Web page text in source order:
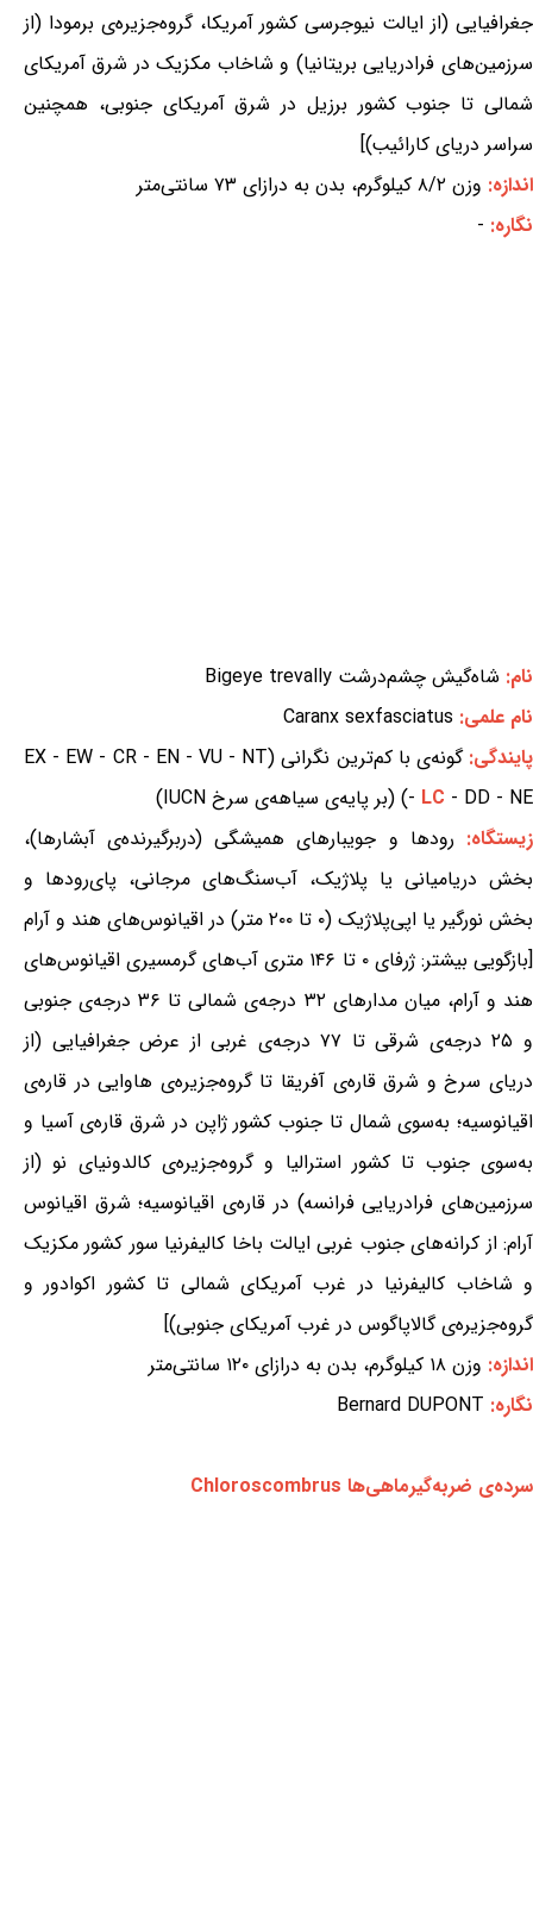
جغرافیایی (از ایالت نیوجرسی کشور آمریکا، گروه‌جزیره‌ی برمودا (از
سرزمین‌های فرادریایی بریتانیا) و شاخاب مکزیک در شرق آمریکای
شمالی تا جنوب کشور برزیل در شرق آمریکای جنوبی، همچنین
سراسر دریای کارائیب)]
اندازه: وزن ۸/۲ کیلوگرم، بدن به درازای ۷۳ سانتی‌متر
نگاره: -
نام: شاه‌گیش چشم‌درشت Bigeye trevally
نام علمی: Caranx sexfasciatus
پایندگی:
گونه‌ی با کم‌ترین نگرانی (EX - EW - CR - EN - VU - NT
- LC - DD - NE) (بر پایه‌ی سیاهه‌ی سرخ IUCN)
زیستگاه: رودها و جویبارهای همیشگی (دربرگیرنده‌ی آبشارها)،
بخش دریامیانی یا پلاژیک، آب‌سنگ‌های مرجانی، پای‌رودها و
بخش نورگیر یا اپی‌پلاژیک (۰ تا ۲۰۰ متر) در اقیانوس‌های هند و آرام
[بازگویی بیشتر: ژرفای ۰ تا ۱۴۶ متری آب‌های گرمسیری اقیانوس‌های
هند و آرام، میان مدارهای ۳۲ درجه‌ی شمالی تا ۳۶ درجه‌ی جنوبی
و ۲۵ درجه‌ی شرقی تا ۷۷ درجه‌ی غربی از عرض جغرافیایی (از
دریای سرخ و شرق قاره‌ی آفریقا تا گروه‌جزیره‌ی هاوایی در قاره‌ی
اقیانوسیه؛ به‌سوی شمال تا جنوب کشور ژاپن در شرق قاره‌ی آسیا و
به‌سوی جنوب تا کشور استرالیا و گروه‌جزیره‌ی کالدونیای نو (از
سرزمین‌های فرادریایی فرانسه) در قاره‌ی اقیانوسیه؛ شرق اقیانوس
آرام: از کرانه‌های جنوب غربی ایالت باخا کالیفرنیا سور کشور مکزیک
و شاخاب کالیفرنیا در غرب آمریکای شمالی تا کشور اکوادور و
گروه‌جزیره‌ی گالاپاگوس در غرب آمریکای جنوبی)]
اندازه: وزن ۱۸ کیلوگرم، بدن به درازای ۱۲۰ سانتی‌متر
نگاره: Bernard DUPONT
سرده‌ی ضربه‌گیرماهی‌ها Chloroscombrus